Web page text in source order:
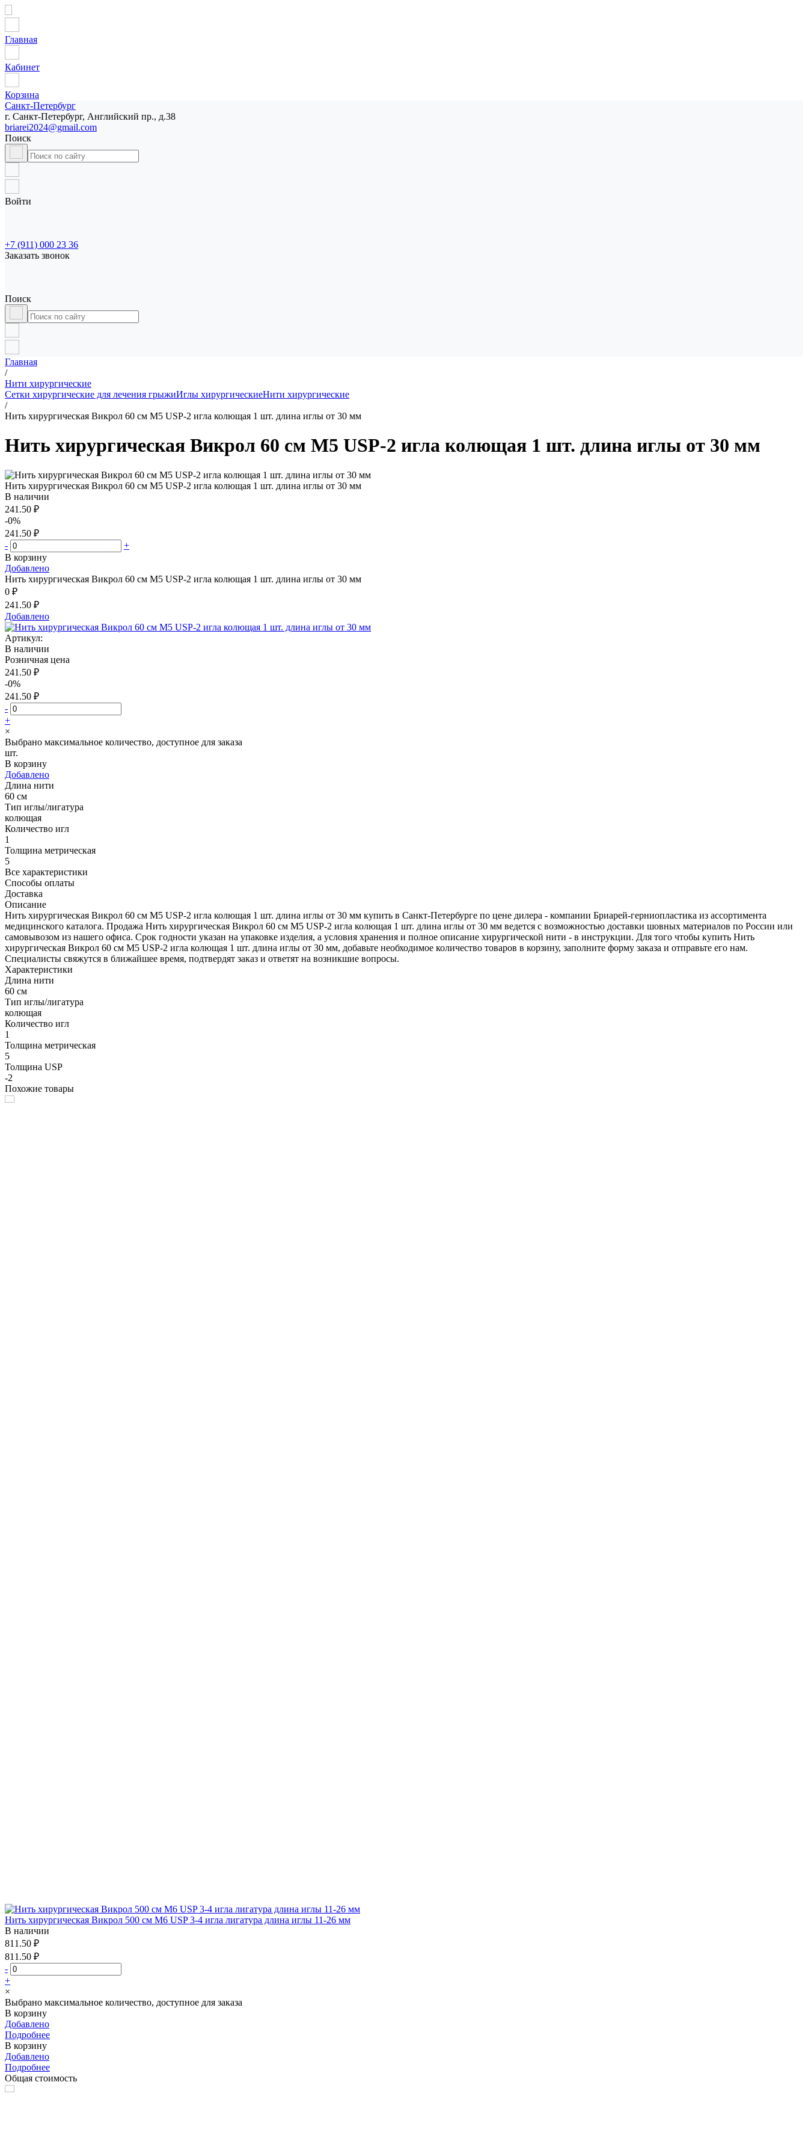
Главная
Кабинет
Корзина
Санкт-Петербург
г. Санкт-Петербург, Английский пр., д.38
briarei2024@gmail.com
Поиск
Войти
+7 (911) 000 23 36
Заказать звонок
Поиск
Главная
/
Нити хирургические
Сетки хирургические для лечения грыжиИглы хирургическиеНити хирургические
/
Нить хирургическая Викрол 60 см М5 USP-2 игла колющая 1 шт. длина иглы от 30 мм
Нить хирургическая Викрол 60 см М5 USP-2 игла колющая 1 шт. длина иглы от 30 мм
Нить хирургическая Викрол 60 см М5 USP-2 игла колющая 1 шт. длина иглы от 30 мм
В наличии
241.50 ₽
-0%
241.50 ₽
-
+
В корзину
Добавлено
Нить хирургическая Викрол 60 см М5 USP-2 игла колющая 1 шт. длина иглы от 30 мм
0 ₽
241.50 ₽
Добавлено
Артикул:
В наличии
Розничная цена
241.50 ₽
-0%
241.50 ₽
-
+
×
Выбрано максимальное количество, доступное для заказа
шт.
В корзину
Добавлено
Длина нити
60 см
Тип иглы/лигатура
колющая
Количество игл
1
Толщина метрическая
5
Все характеристики
Способы оплаты
Доставка
Описание
Нить хирургическая Викрол 60 см М5 USP-2 игла колющая 1 шт. длина иглы от 30 мм купить в Санкт-Петербурге по цене дилера - компании Бриарей-герниопластика из ассортимента
медицинского каталога. Продажа Нить хирургическая Викрол 60 см М5 USP-2 игла колющая 1 шт. длина иглы от 30 мм ведется с возможностью доставки шовных материалов по России или
самовывозом из нашего офиса. Срок годности указан на упаковке изделия, а условия хранения и полное описание хирургической нити - в инструкции. Для того чтобы купить Нить
хирургическая Викрол 60 см М5 USP-2 игла колющая 1 шт. длина иглы от 30 мм, добавьте необходимое количество товаров в корзину, заполните форму заказа и отправьте его нам.
Специалисты свяжутся в ближайшее время, подтвердят заказ и ответят на возникшие вопросы.
Характеристики
Длина нити
60 см
Тип иглы/лигатура
колющая
Количество игл
1
Толщина метрическая
5
Толщина USP
-2
Похожие товары
Нить хирургическая Викрол 500 см М6 USP 3-4 игла лигатура длина иглы 11-26 мм
В наличии
811.50 ₽
811.50 ₽
-
+
×
Выбрано максимальное количество, доступное для заказа
В корзину
Добавлено
Подробнее
В корзину
Добавлено
Подробнее
Общая стоимость